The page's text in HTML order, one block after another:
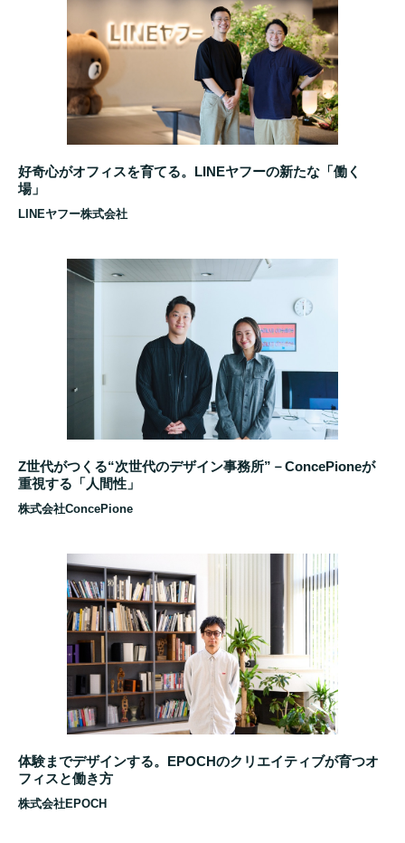
好奇心がオフィスを育てる。LINEヤフーの新たな「働く
場」
LINEヤフー株式会社
Z世代がつくる“次世代のデザイン事務所”－ConcePioneが
重視する「人間性」
株式会社ConcePione
体験までデザインする。EPOCHのクリエイティブが育つオ
フィスと働き方
株式会社EPOCH